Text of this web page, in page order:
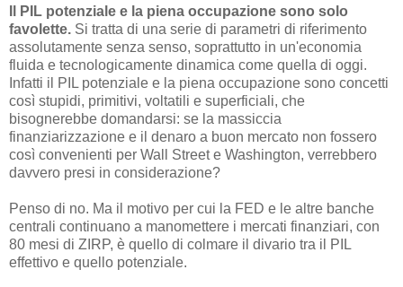
Il PIL potenziale e la piena occupazione sono solo
favolette. Si tratta di una serie di parametri di riferimento
assolutamente senza senso, soprattutto in un'economia
fluida e tecnologicamente dinamica come quella di oggi.
Infatti il PIL potenziale e la piena occupazione sono concetti
così stupidi, primitivi, voltatili e superficiali, che
bisognerebbe domandarsi: se la massiccia
finanziarizzazione e il denaro a buon mercato non fossero
così convenienti per Wall Street e Washington, verrebbero
davvero presi in considerazione?
Penso di no. Ma il motivo per cui la FED e le altre banche
centrali continuano a manomettere i mercati finanziari, con
80 mesi di ZIRP, è quello di colmare il divario tra il PIL
effettivo e quello potenziale.